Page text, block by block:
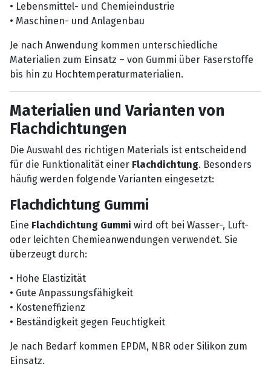
• Lebensmittel- und Chemieindustrie
• Maschinen- und Anlagenbau
Je nach Anwendung kommen unterschiedliche
Materialien zum Einsatz – von Gummi über Faserstoffe
bis hin zu Hochtemperaturmaterialien.
Materialien und Varianten von
Flachdichtungen
Die Auswahl des richtigen Materials ist entscheidend
für die Funktionalität einer Flachdichtung. Besonders
häufig werden folgende Varianten eingesetzt:
Flachdichtung Gummi
Eine Flachdichtung Gummi wird oft bei Wasser-, Luft-
oder leichten Chemieanwendungen verwendet. Sie
überzeugt durch:
• Hohe Elastizität
• Gute Anpassungsfähigkeit
• Kosteneffizienz
• Beständigkeit gegen Feuchtigkeit
Je nach Bedarf kommen EPDM, NBR oder Silikon zum
Einsatz.